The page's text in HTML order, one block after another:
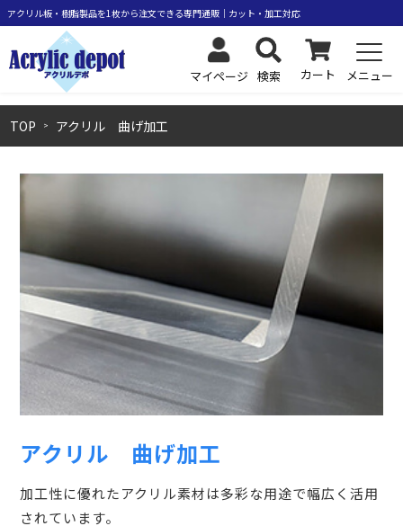
マイページ 検索 カート メニュー
TOP アクリル 曲げ加工
アクリル 曲げ加工
加工性に優れたアクリル素材は多彩な用途で幅広く活用
されています。